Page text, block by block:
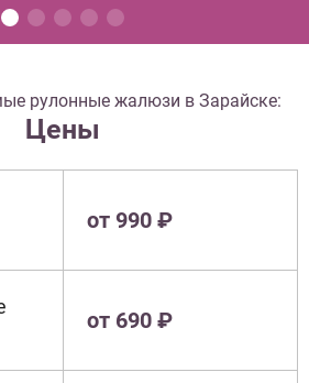
рулонные жалюзи в Зарайске:
Цены
от 990 ₽
от 690 ₽